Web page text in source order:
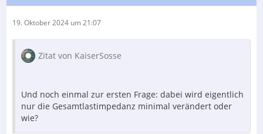
19. Oktober 2024 um 21:07
Zitat von KaiserSosse
Und noch einmal zur ersten Frage: dabei wird eigentlich
nur die Gesamtlastimpedanz minimal verändert oder
wie?